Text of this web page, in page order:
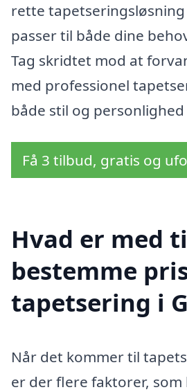
rette tapetseringsløsning
passer til både dine
Tag skridtet mod at
med professionel
både stil og
Få 3 tilbud, gratis og
Hvad er med
bestemme
tapetsering i
Når det kommer til
er der flere faktorer, som